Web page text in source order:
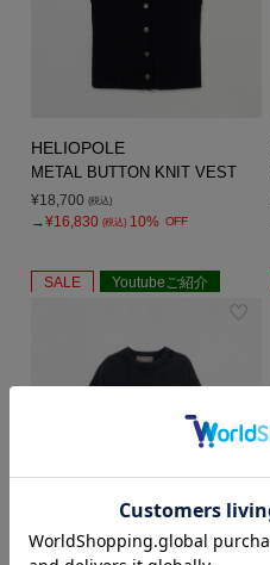
HELIOPOLE
METAL BUTTON KNIT VEST
¥18,700 (税込)
→¥16,830 (税込) 10% OFF
SALE Youtubeご紹介
HELIOPOLE